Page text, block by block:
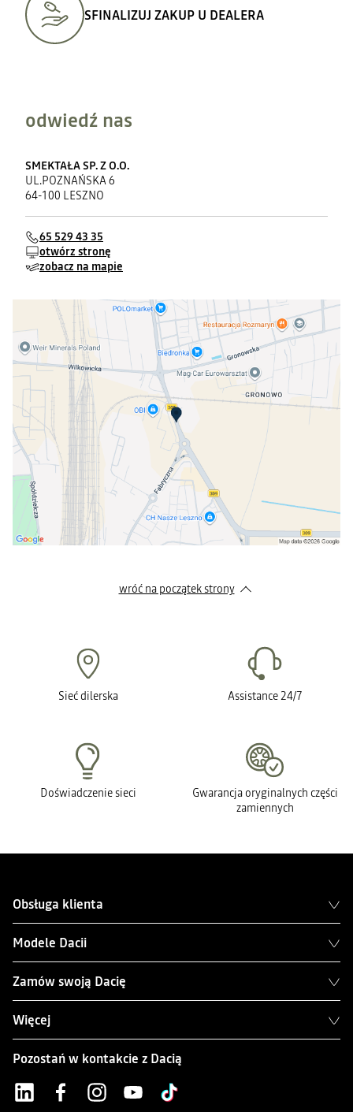
SFINALIZUJ ZAKUP U DEALERA
odwiedź nas
SMEKTAŁA SP. Z O.O.
UL.POZNAŃSKA 6
64-100 LESZNO
65 529 43 35
otwórz stronę
zobacz na mapie
wróć na początek strony
Sieć dilerska Assistance 24/7
Doświadczenie sieci
Gwarancja oryginalnych części
zamiennych
Obsługa klienta
Modele Dacii
Zamów swoją Dacię
Więcej
Pozostań w kontakcie z Dacią